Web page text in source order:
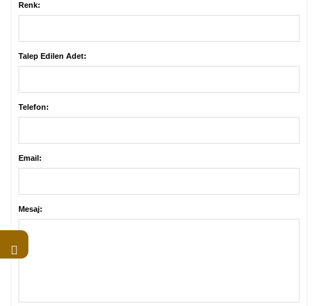
Renk:
Talep Edilen Adet:
Telefon:
Email:
Mesaj: